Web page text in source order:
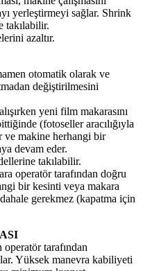
yerleştirmeyi sağlar. Shrink
takılabilir.
azaltır.
otomatik olarak ve
değiştirilmesini
yeni film makarasını
(fotoseller aracılığıyla
ve makine herhangi bir
devam eder.
takılabilir.
operatör tarafından doğru
bir kesinti veya makara
gerekmez (kapatma için
operatör tarafından
Yüksek manevra kabiliyeti